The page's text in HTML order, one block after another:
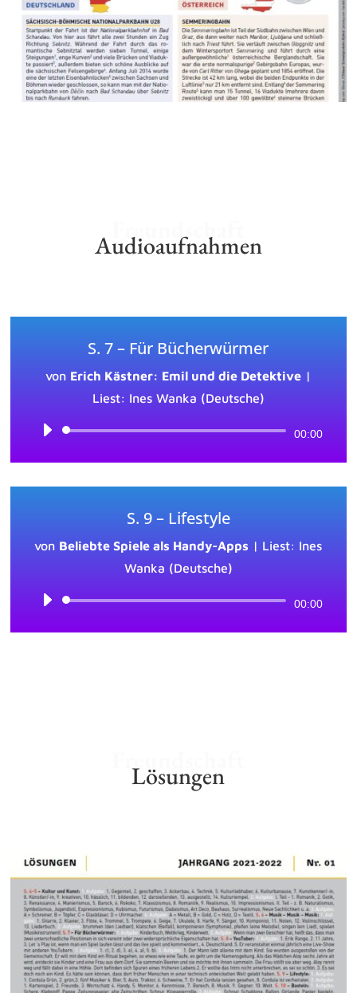
Freundschaft
Audioaufnahmen
S. 7 – Für Bücherwürmer
von Erich Kästner: Emil und die Detektive |
Liest: Ines Wanka (Deutsche)
Audio-
00:00
S. 9 – Lifestyle
von Beliebte Spiele als Handy-Apps | Liest: Ines
Wanka (Deutsche)
Audio-
00:00
Freundschaft
Lösungen